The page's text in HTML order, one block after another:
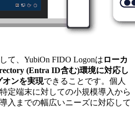
て、YubiOn FIDO Logonは ローカ
(Entra ID含む)環境に対応し
オンを実現できることです。個人
定端末に対しての小規模導入から
入までの幅広いニーズに対応して